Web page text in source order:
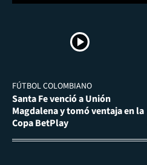
FÚTBOL COLOMBIANO
Santa Fe venció a Unión
Magdalena y tomó ventaja en la
Copa BetPlay